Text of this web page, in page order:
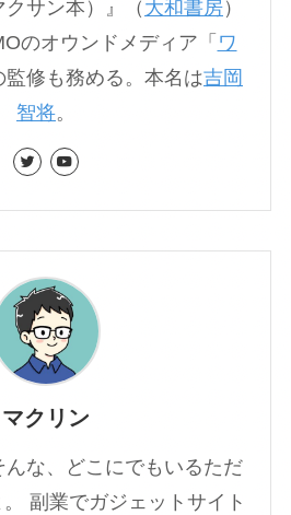
クサン本）』（ 大和書房）
のオウンドメディア「 ワ
監修も務める。本名は吉岡
智将。
マクリン
んな、どこにでもいるただ
副業でガジェットサイト